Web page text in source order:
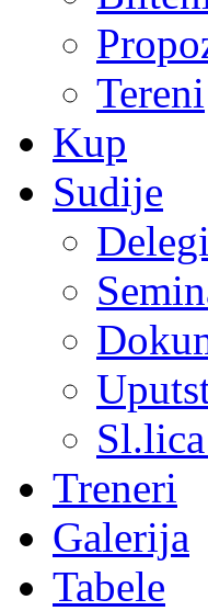
Tereni
Kup
Sudije
Treneri
Galerija
Tabele